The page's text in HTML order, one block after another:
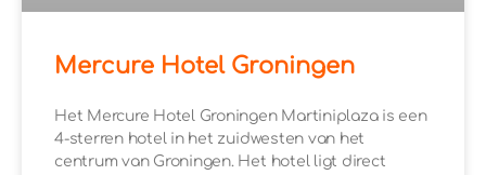
Mercure Hotel Groningen
Het Mercure Hotel Groningen Martiniplaza is een
4-sterren hotel in het zuidwesten van het
centrum van Groningen. Het hotel ligt direct